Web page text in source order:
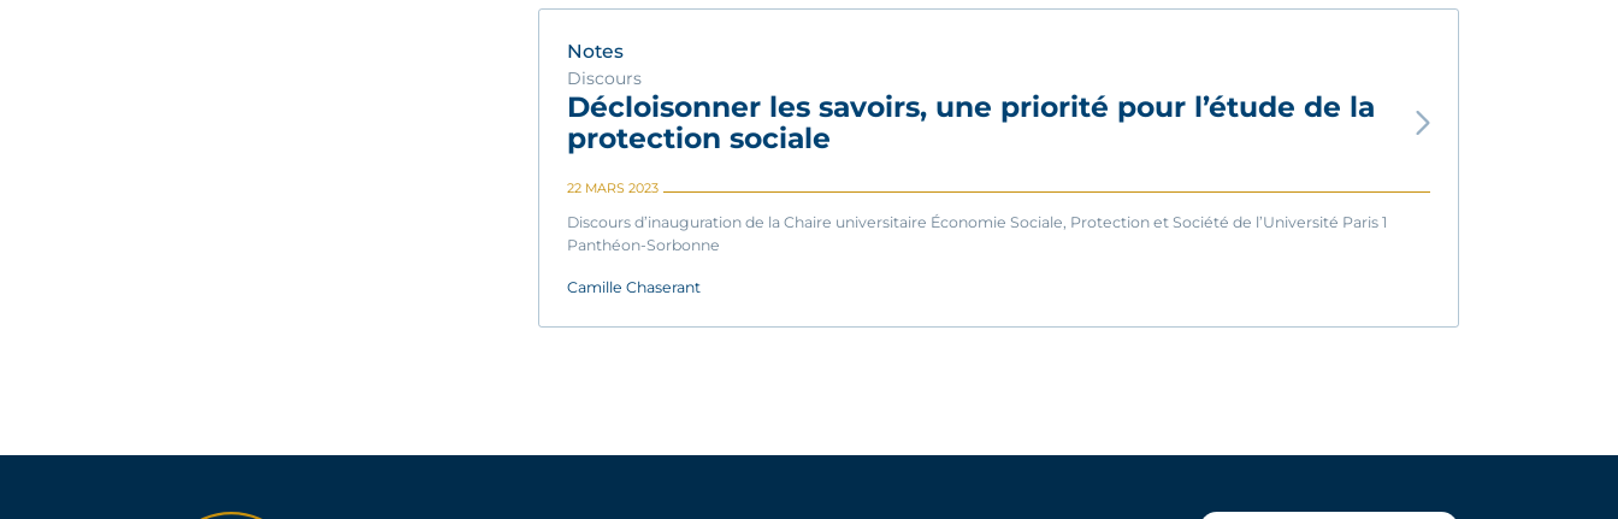
Notes
Discours
Décloisonner les savoirs, une priorité pour l’étude de la
protection sociale
22 MARS 2023
Discours d’inauguration de la Chaire universitaire Économie Sociale, Protection et Société de l’Université Paris 1
Panthéon-Sorbonne
Camille Chaserant